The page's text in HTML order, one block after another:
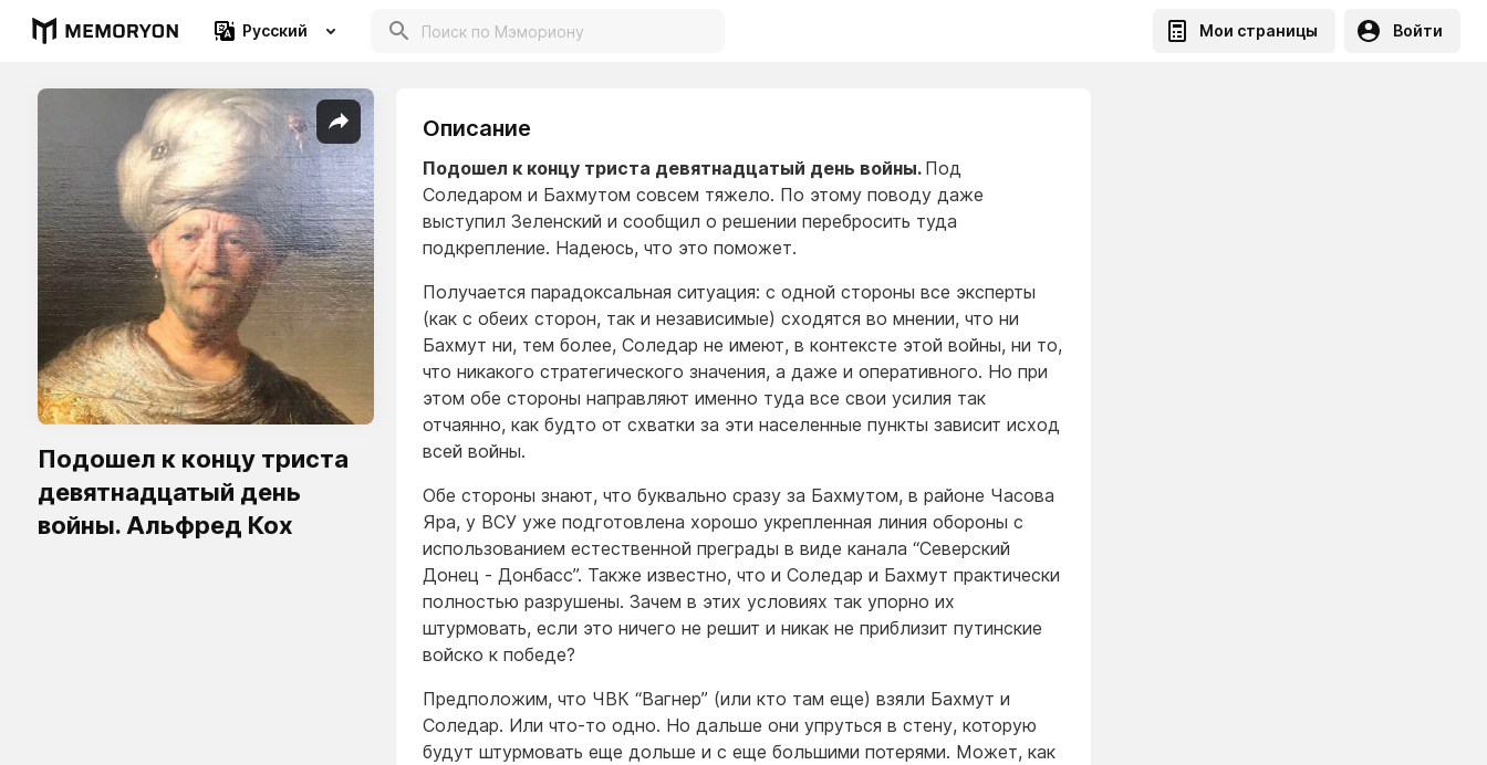
Русский Мои страницы Войти
Подошел к концу триста
девятнадцатый день
войны. Альфред Кох
Описание
Подошел к концу триста девятнадцатый день войны. Под
Соледаром и Бахмутом совсем тяжело. По этому поводу даже
выступил Зеленский и сообщил о решении перебросить туда
подкрепление. Надеюсь, что это поможет.
Получается парадоксальная ситуация: с одной стороны все эксперты
(как с обеих сторон, так и независимые) сходятся во мнении, что ни
Бахмут ни, тем более, Соледар не имеют, в контексте этой войны, ни то,
что никакого стратегического значения, а даже и оперативного. Но при
этом обе стороны направляют именно туда все свои усилия так
отчаянно, как будто от схватки за эти населенные пункты зависит исход
всей войны.
Обе стороны знают, что буквально сразу за Бахмутом, в районе Часова
Яра, у ВСУ уже подготовлена хорошо укрепленная линия обороны с
использованием естественной преграды в виде канала “Северский
Донец - Донбасс”. Также известно, что и Соледар и Бахмут практически
полностью разрушены. Зачем в этих условиях так упорно их
штурмовать, если это ничего не решит и никак не приблизит путинские
войско к победе?
Предположим, что ЧВК “Вагнер” (или кто там еще) взяли Бахмут и
Соледар. Или что-то одно. Но дальше они упруться в стену, которую
будут штурмовать еще дольше и с еще большими потерями. Может, как